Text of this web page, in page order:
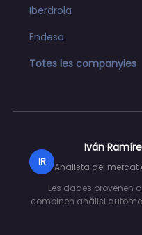
Iberdrola
Endesa
Totes les companyies
IR
Iván
Analista del mercat
Les dades provenen
combinen anàlisi